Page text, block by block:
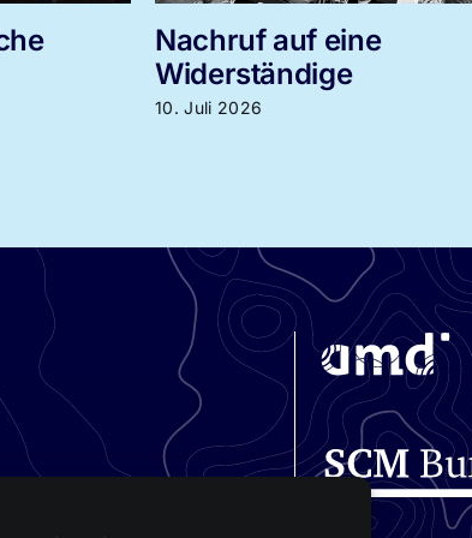
Thai Soulfood, in Bayern
neu eröffnet
8. Juli 2026